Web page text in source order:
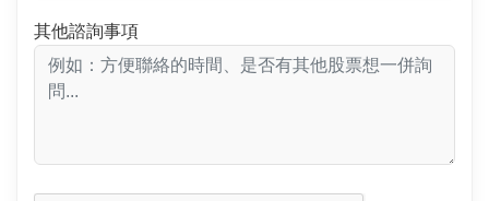
其他諮詢事項